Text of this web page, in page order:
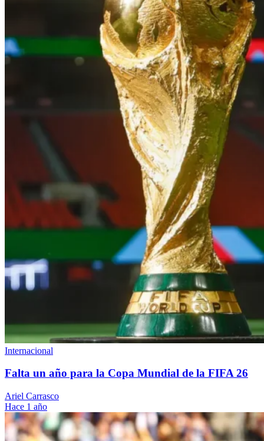
Internacional
Falta un año para la Copa Mundial de la FIFA 26
Ariel Carrasco
Hace 1 año